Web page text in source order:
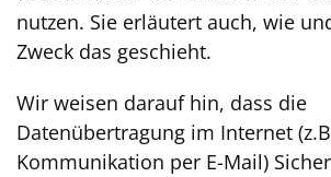
nutzen. Sie erläutert auch, wie
Zweck das geschieht.
Wir weisen darauf hin, dass die
Datenübertragung im Internet
Kommunikation per E-Mail)